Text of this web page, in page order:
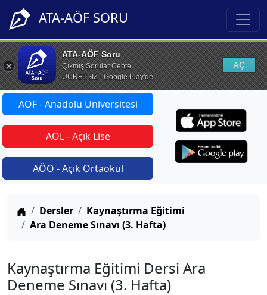
ATA-AÖF SORU
ATA-AÖF Soru
Çıkmış Sorular Cepte
ÜCRETSİZ - Google Play'de
AÇ
AÖF - Anadolu Üniversitesi
AÖL - Açık Lise
AÖO - Açık Ortaokul
Anasayfa
Dersler
Kaynaştırma Eğitimi
Ara Deneme Sınavı (3. Hafta)
Kaynaştırma Eğitimi Dersi Ara
Deneme Sınavı (3. Hafta)